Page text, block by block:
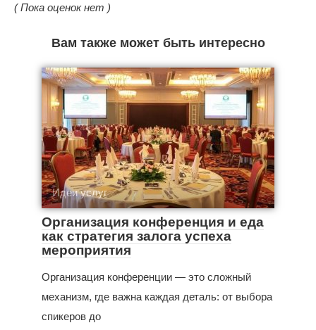
( Пока оценок нет )
Вам также может быть интересно
Идеи услуг
Организация конференция и еда
как стратегия залога успеха
мероприятия
Организация конференции — это сложный
механизм, где важна каждая деталь: от выбора
спикеров до